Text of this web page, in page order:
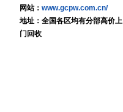
网站： www.gcpw.com.cn/
地址：全国各区均有分部高价上
门回收